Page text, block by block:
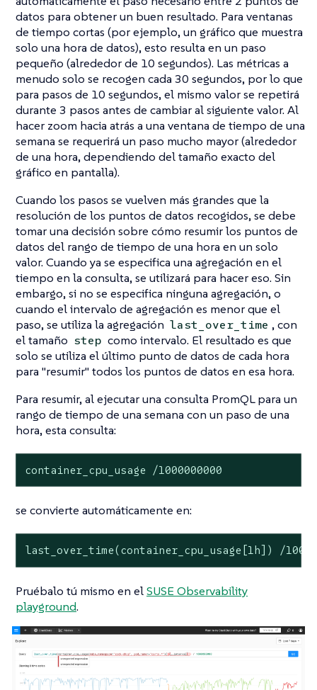
datos para obtener un buen resultado. Para ventanas
de tiempo cortas (por ejemplo, un gráfico que muestra
solo una hora de datos), esto resulta en un paso
pequeño (alrededor de 10 segundos). Las métricas a
menudo solo se recogen cada 30 segundos, por lo que
para pasos de 10 segundos, el mismo valor se repetirá
durante 3 pasos antes de cambiar al siguiente valor. Al
hacer zoom hacia atrás a una ventana de tiempo de una
semana se requerirá un paso mucho mayor (alrededor
de una hora, dependiendo del tamaño exacto del
gráfico en pantalla).
Cuando los pasos se vuelven más grandes que la
resolución de los puntos de datos recogidos, se debe
tomar una decisión sobre cómo resumir los puntos de
datos del rango de tiempo de una hora en un solo
valor. Cuando ya se especifica una agregación en el
tiempo en la consulta, se utilizará para hacer eso. Sin
embargo, si no se especifica ninguna agregación, o
cuando el intervalo de agregación es menor que el
paso, se utiliza la agregación last_over_time , con
el tamaño step como intervalo. El resultado es que
solo se utiliza el último punto de datos de cada hora
para "resumir" todos los puntos de datos en esa hora.
Para resumir, al ejecutar una consulta PromQL para un
rango de tiempo de una semana con un paso de una
hora, esta consulta:
container_cpu_usage /1000000000
se convierte automáticamente en:
last_over_time(container_cpu_usage[1h]) /
Pruébalo tú mismo en elSUSE Observability
playground.